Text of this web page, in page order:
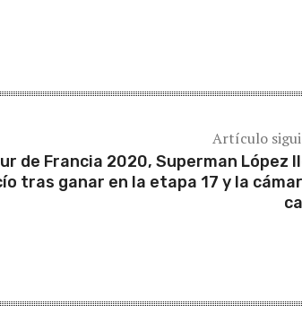
Artículo
de Francia 2020, Superman López
tras ganar en la etapa 17 y la